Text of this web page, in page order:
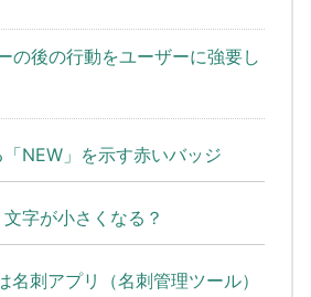
の後の行動をユーザーに強要し
NEW」を示す赤いバッジ
字が小さくなる？
名刺アプリ（名刺管理ツール）